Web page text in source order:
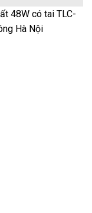
48W có tai TLC-
Hà Nội